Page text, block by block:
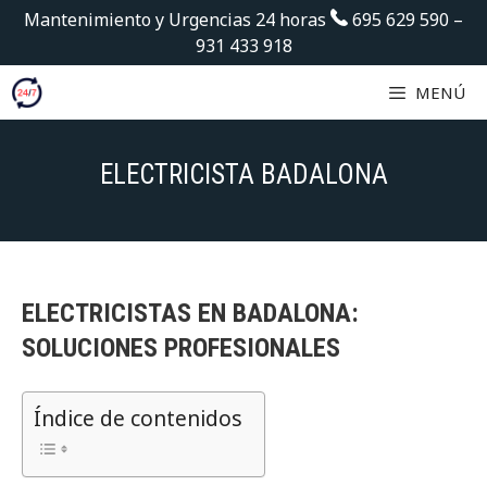
Saltar
contenido
Mantenimiento y Urgencias 24 horas 695 629 590 –
931 433 918
MENÚ
ELECTRICISTA BADALONA
ELECTRICISTAS EN BADALONA:
SOLUCIONES PROFESIONALES
Índice de contenidos